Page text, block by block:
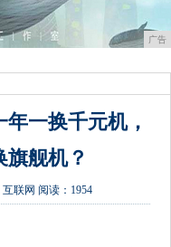
广告
一换千元机，
舰机？
互联网 阅读：1954